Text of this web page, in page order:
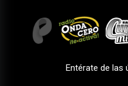
Entérate de las